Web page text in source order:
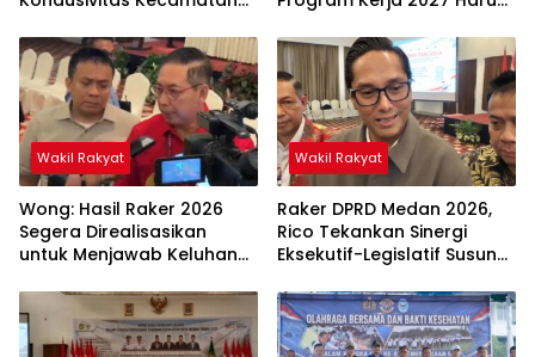
Masyarakat
Wakil Rakyat
Wong: Hasil Raker 2026
Segera Direalisasikan
untuk Menjawab Keluhan
Wakil Rakyat
Raker DPRD Medan 2026,
Rico Tekankan Sinergi
Eksekutif-Legislatif Susun